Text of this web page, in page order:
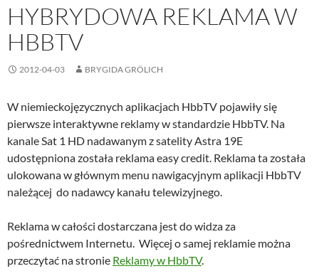
HYBRYDOWA REKLAMA W
HBBTV
2012-04-03 BRYGIDA GRÖLICH
W niemieckojęzycznych aplikacjach HbbTV pojawiły się
pierwsze interaktywne reklamy w standardzie HbbTV. Na
kanale Sat 1 HD nadawanym z satelity Astra 19E
udostępniona została reklama easy credit. Reklama ta została
ulokowana w głównym menu nawigacyjnym aplikacji HbbTV
należącej do nadawcy kanału telewizyjnego.
Reklama w całości dostarczana jest do widza za
pośrednictwem Internetu. Więcej o samej reklamie można
przeczytać na stronie Reklamy w HbbTV.